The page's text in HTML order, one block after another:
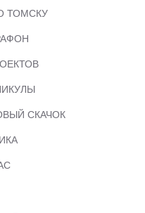
ТОМСКУ
СКАЧОК